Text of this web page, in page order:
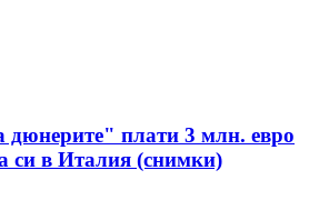
дюнерите" плати 3 млн. евро
си в Италия (снимки)